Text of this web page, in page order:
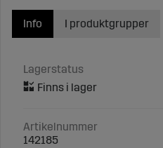
Info
Lagerstatus
Artikelnummer
142185
I produktgrupper